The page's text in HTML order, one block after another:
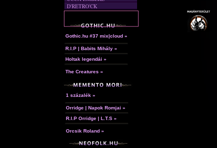
D'RETRO'CK
Gothic.hu #37 mix|cloud »
R.I.P | Babits Mihály »
Holtak legendái »
The Creatures »
1 százalék »
Orridge | Napok Romjai »
R.I.P Orridge | L.T.S »
Orcsik Roland »